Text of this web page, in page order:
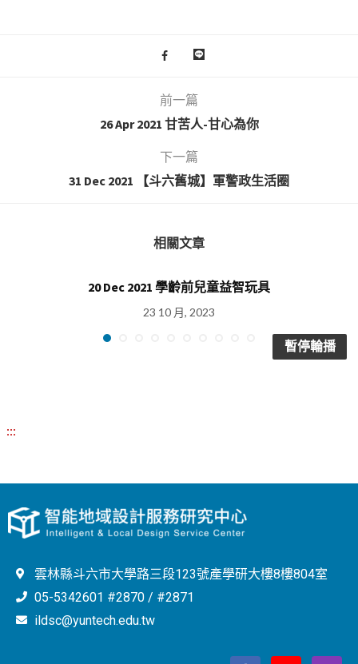
前一篇
26 Apr 2021 甘苦人-甘心為你
下一篇
31 Dec 2021 【斗六舊城】軍警政生活圈
相關文章
20 Dec 2021 學齡前兒童益智玩具
23 10 月, 2023
暫停輪播
:::
雲林縣斗六市大學路三段123號產學研大樓8樓804室
05-5342601 #2870 / #2871
ildsc@yuntech.edu.tw